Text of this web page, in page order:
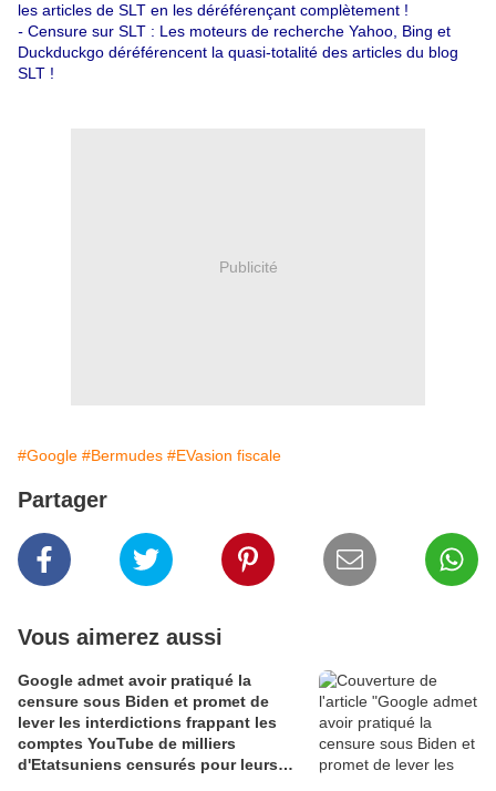
les articles de SLT en les déréférençant complètement !
- Censure sur SLT : Les moteurs de recherche Yahoo, Bing et
Duckduckgo déréférencent la quasi-totalité des articles du blog
SLT !
Publicité
#Google #Bermudes #EVasion fiscale
Partager
Vous aimerez aussi
Google admet avoir pratiqué la
censure sous Biden et promet de
lever les interdictions frappant les
comptes YouTube de milliers
d'Etatsuniens censurés pour leurs